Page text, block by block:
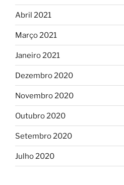
Abril 2021
Março 2021
Janeiro 2021
Dezembro 2020
Novembro 2020
Outubro 2020
Setembro 2020
Julho 2020